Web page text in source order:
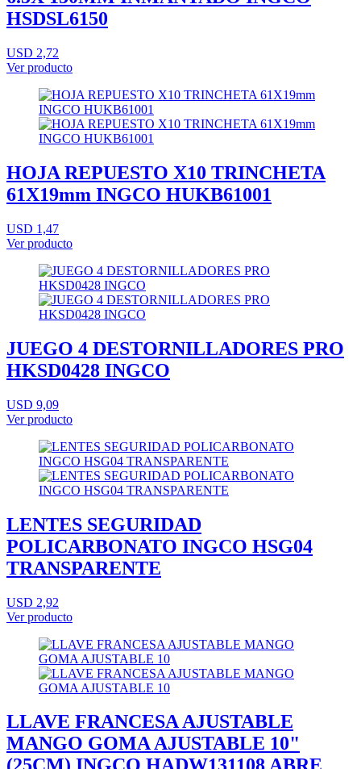
HSDSL6150
USD 2,72
Ver producto
HOJA REPUESTO X10 TRINCHETA
61X19mm INGCO HUKB61001
USD 1,47
Ver producto
JUEGO 4 DESTORNILLADORES PRO
HKSD0428 INGCO
USD 9,09
Ver producto
LENTES SEGURIDAD
POLICARBONATO INGCO HSG04
TRANSPARENTE
USD 2,92
Ver producto
LLAVE FRANCESA AJUSTABLE
MANGO GOMA AJUSTABLE 10"